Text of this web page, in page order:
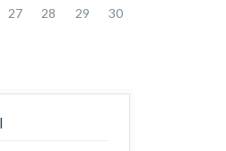
27 28 29 30